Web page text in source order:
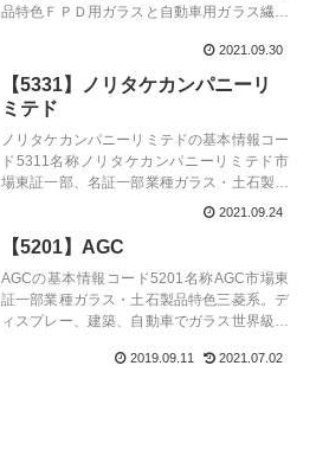
品特色ＦＰＤ用ガラスと自動車用ガラス繊維
業が主顧客代表者松本 元春設立1944年10
月31日上場1973年4月決算12...
2021.09.30
【5331】ノリタケカンパニーリ
ミテド
ノリタケカンパニーリミテドの基本情報コー
ド5311名称ノリタケカンパニーリミテド市
場東証一部、名証一部業種ガラス・土石製品
特色森村グループ中核。研削砥石トップ。セ
器食器も代表者加藤 博設立1917年7...
2021.09.24
【5201】AGC
AGCの基本情報コード5201名称AGC市場東
証一部業種ガラス・土石製品特色三菱系。デ
ィスプレー、建築、自動車でガラス世界級。
者島村 琢哉設立1950年6月1日上場1950年
2019.09.11 2021.07.02